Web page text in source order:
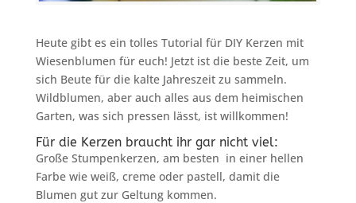
Heute gibt es ein tolles Tutorial für DIY Kerzen mit
Wiesenblumen für euch! Jetzt ist die beste Zeit, um
sich Beute für die kalte Jahreszeit zu sammeln.
Wildblumen, aber auch alles aus dem heimischen
Garten, was sich pressen lässt, ist willkommen!
Für die Kerzen braucht ihr gar nicht viel:
Große Stumpenkerzen, am besten in einer hellen
Farbe wie weiß, creme oder pastell, damit die
Blumen gut zur Geltung kommen.